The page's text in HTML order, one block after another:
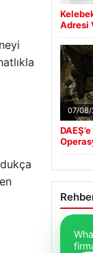
Adresi
07/08/